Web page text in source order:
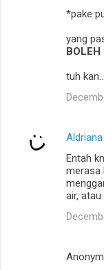
*pake
yang
BOLEH
tuh
Aldriana
Entah
merasa
air, atau